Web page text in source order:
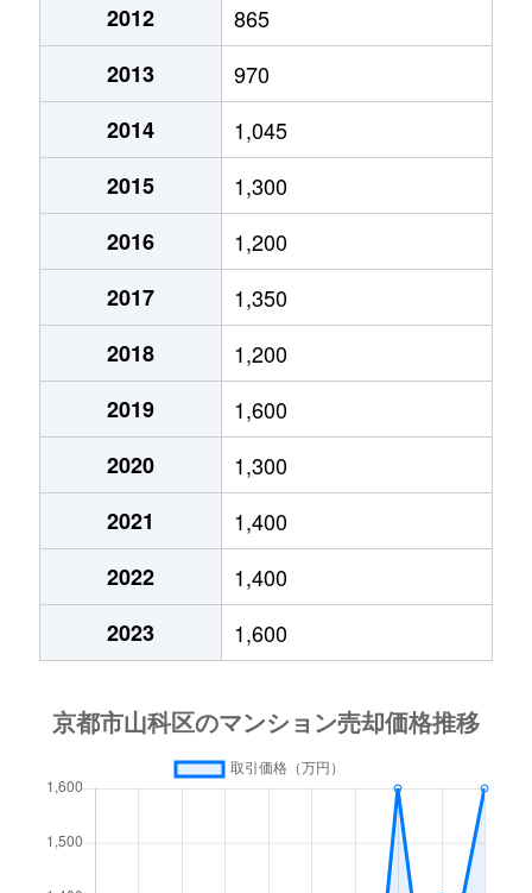
椥辻西浦町 1,900万円
椥辻西浦町
2,700万円
椥辻西浦町
2,700万円
椥辻西浦町
1,000万円
椥辻西浦町
2,700万円
椥辻西潰
830万円
椥辻東浦町
1,300万円
椥辻東浦町
2,900万円
椥辻東浦町
2,300万円
椥辻東潰
1,600万円
西野阿芸沢町
1,100万円
西野阿芸沢町
950万円
西野阿芸沢町
東野(京都)
徒歩
西野阿芸沢町
330万円
東野(京都)
徒歩
東野(京都)
2012
865
2013
970
2014
1,045
2015
1,300
2016
1,200
2017
1,350
2018
1,200
2019
1,600
2020
1,300
2021
1,400
2022
1,400
2023
1,600